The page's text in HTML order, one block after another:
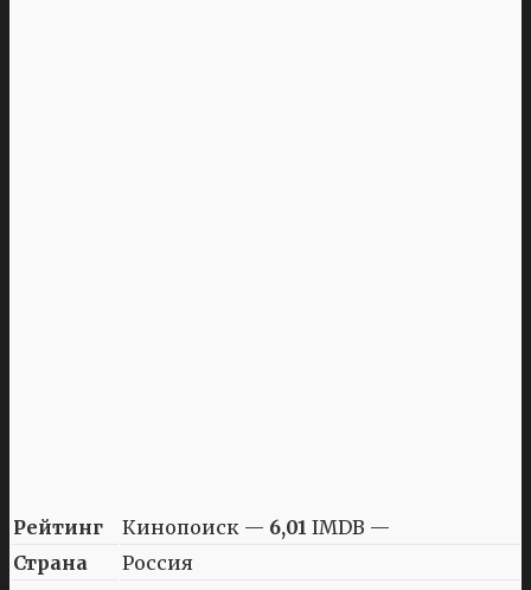
Рейтинг Кинопоиск — 6,01 IMDB —
Страна
Россия